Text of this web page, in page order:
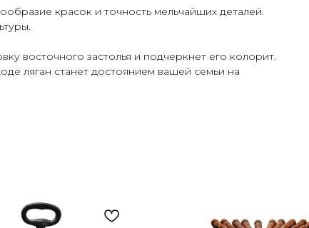
красок и точность мельчайших деталей.
восточного застолья и подчеркнет его колорит.
ляган станет достоянием вашей семьи на